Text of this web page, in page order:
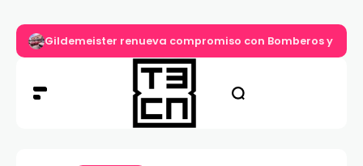
Gildemeister renueva compromiso con Bomberos y